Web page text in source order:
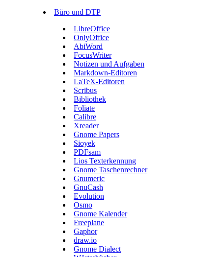
Büro und DTP
LibreOffice
OnlyOffice
AbiWord
FocusWriter
Notizen und Aufgaben
Markdown-Editoren
LaTeX-Editoren
Scribus
Bibliothek
Foliate
Calibre
Xreader
Gnome Papers
Sioyek
PDFsam
Lios Texterkennung
Gnome Taschenrechner
Gnumeric
GnuCash
Evolution
Osmo
Gnome Kalender
Freeplane
Gaphor
draw.io
Gnome Dialect